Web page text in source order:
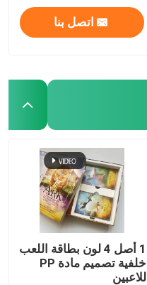
اتصل بنا
1 أصل 4 لون بطاقة اللعب
خلفية تصميم مادة PP
للاعبين